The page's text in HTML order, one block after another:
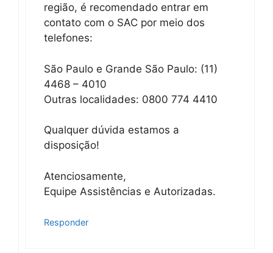
região, é recomendado entrar em
contato com o SAC por meio dos
telefones:
São Paulo e Grande São Paulo: (11)
4468 – 4010
Outras localidades: 0800 774 4410
Qualquer dúvida estamos a
disposição!
Atenciosamente,
Equipe Assistências e Autorizadas.
Responder